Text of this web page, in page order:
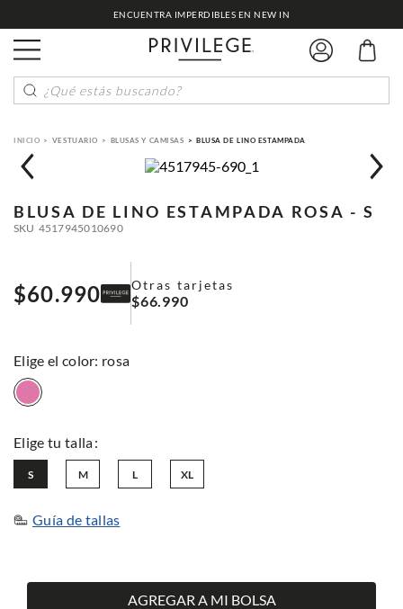
ENCUENTRA IMPERDIBLES EN NEW IN
¿Qué estás buscando?
VESTUARIO BLUSAS Y CAMISAS BLUSA DE LINO ESTAMPADA
BLUSA DE LINO ESTAMPADA ROSA - S
SKU 4517945010690
$60.990 Otras tarjetas
$66.990
: rosa
L
M
S XL
Guía de tallas
AGREGAR A MI BOLSA